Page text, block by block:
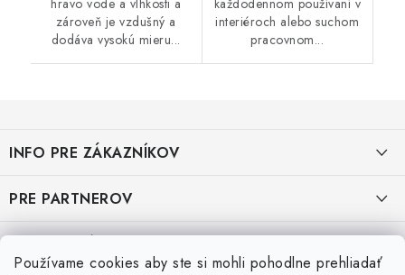
Používame cookies aby ste si mohli pohodlne prehliadať
zároveň je vzdušný a
dodáva vysokú mieru...
interiéroch alebo suchom
pracovnom...
p
ä
i
INFO PRE ZÁKAZNÍKOV
OBCHODNÉ PODMIENKY
PRE PARTNEROV
KATALÓG OBUVI A OPP ČERVA